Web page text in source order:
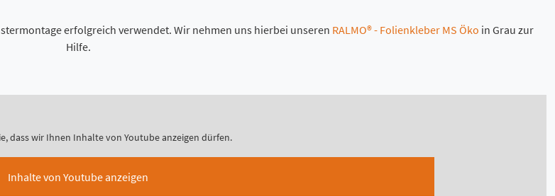
erfolgreich verwendet. Wir nehmen uns hierbei unseren RALMO® - Folienkleber MS Öko in Grau zur
Hilfe.
dass wir Ihnen Inhalte von Youtube anzeigen dürfen.
Inhalte von Youtube anzeigen